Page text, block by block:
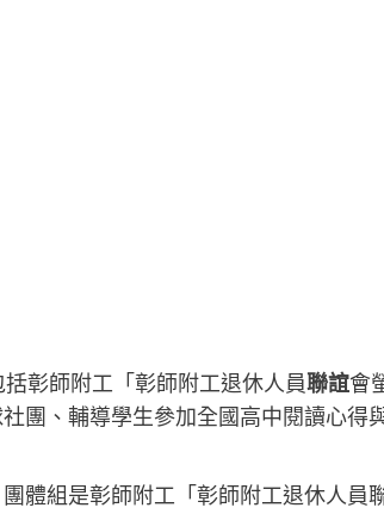
彰師附工「彰師附工退休人員聯誼會
團、輔導學生參加全國高中閱讀心得
體組是彰師附工「彰師附工退休人員